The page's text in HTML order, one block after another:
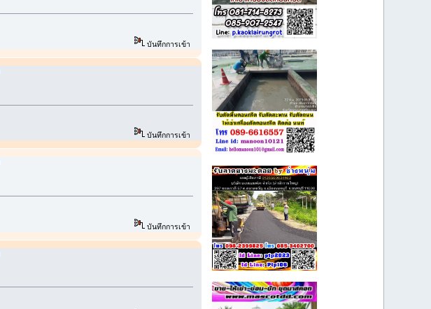
บันทึกการเข้า
บันทึกการเข้า
บันทึกการเข้า